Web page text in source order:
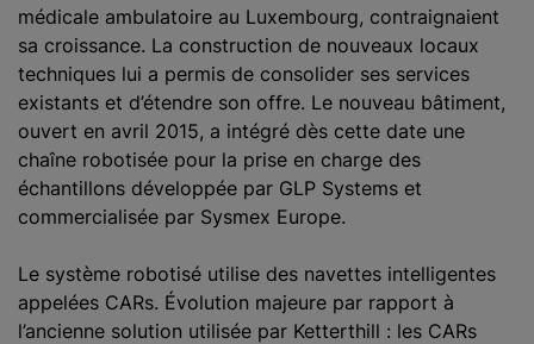
médicale ambulatoire au Luxembourg, contraignaient
sa croissance. La construction de nouveaux locaux
techniques lui a permis de consolider ses services
existants et d’étendre son offre. Le nouveau bâtiment,
ouvert en avril 2015, a intégré dès cette date une
chaîne robotisée pour la prise en charge des
échantillons développée par GLP Systems et
commercialisée par Sysmex Europe.
Le système robotisé utilise des navettes intelligentes
appelées CARs. Évolution majeure par rapport à
l’ancienne solution utilisée par Ketterthill : les CARs